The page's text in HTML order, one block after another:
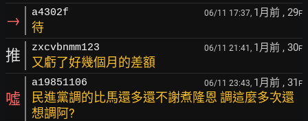
→ a4302f 06/11 17:37, 1月前 , 29F
待
推 zxcvbnmm123 06/11 21:41, 1月前 , 30F
又虧了好幾個月的差額
噓
a19851106 06/11 23:43, 1月前 , 31 F
民進黨調的比馬還多還不謝煮隆恩 調這麼多次還
想調阿?